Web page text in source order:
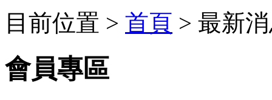
目前位置 > 首頁 > 最新
會員專區